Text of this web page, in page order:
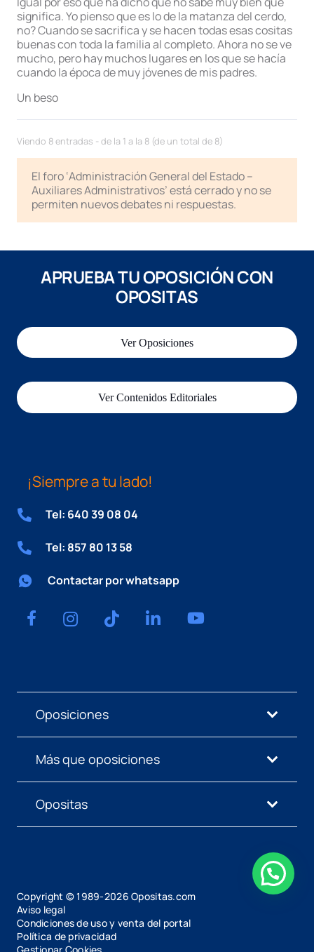
significa. Yo pienso que es lo de la matanza del cerdo,
no? Cuando se sacrifica y se hacen todas esas cositas
buenas con toda la familia al completo. Ahora no se ve
mucho, pero hay muchos lugares en los que se hacía
cuando la época de muy jóvenes de mis padres.
Un beso
Viendo 8 entradas - de la 1 a la 8 (de un total de 8)
El foro ‘Administración General del Estado –
Auxiliares Administrativos’ está cerrado y no se
permiten nuevos debates ni respuestas.
APRUEBA TU OPOSICIÓN CON
OPOSITAS
Ver Oposiciones
Ver Contenidos Editoriales
¡Siempre a tu lado!
Tel: 640 39 08 04
Tel: 857 80 13 58
Contactar por whatsapp
Oposiciones
Más que oposiciones
Opositas
Copyright © 1989-2026 Opositas.com
Aviso legal
Condiciones de uso y venta del portal
Política de privacidad